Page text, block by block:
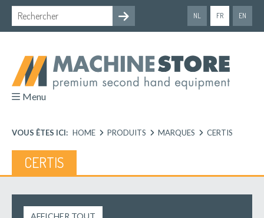
NL FR EN
Menu
VOUS ÊTES ICI: HOME PRODUITS MARQUES CERTIS
CERTIS
AFFICHER TOUT